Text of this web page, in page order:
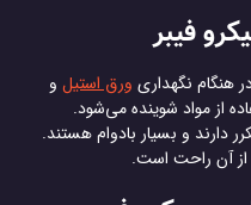
فیبر
هنگام نگهداری ورق استیل و
از مواد شوینده می‌شود.
دارند و بسیار بادوام هستند.
از آن راحت است.